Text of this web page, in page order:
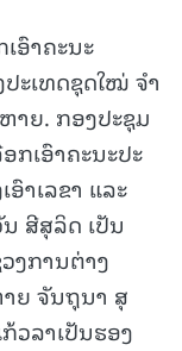
ອົາຄະນະ
ະເທດຊຸດໃໝ່ ຈໍາ
າຍ. ກອງປະຊຸມ
ກເອົາຄະນະປະ
າເລຂາ ແລະ
ສີສຸລິດ ເປັນ
ງການຕ່າງ
ຍ ຈັນຖຸນາ ສຸ
ວລາເປັນຮອງ